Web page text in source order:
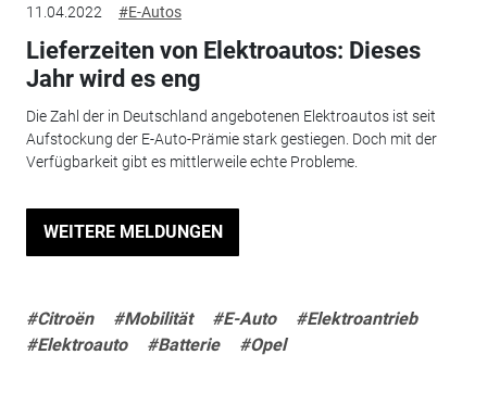
11.04.2022 #E-Autos
Lieferzeiten von Elektroautos: Dieses
Jahr wird es eng
Die Zahl der in Deutschland angebotenen Elektroautos ist seit
Aufstockung der E-Auto-Prämie stark gestiegen. Doch mit der
Verfügbarkeit gibt es mittlerweile echte Probleme.
WEITERE MELDUNGEN
#Citroën #Mobilität #E-Auto
#Elektroantrieb
#Elektroauto
#Batterie #Opel